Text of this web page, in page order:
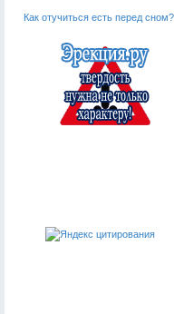
Как отучиться есть перед сном?